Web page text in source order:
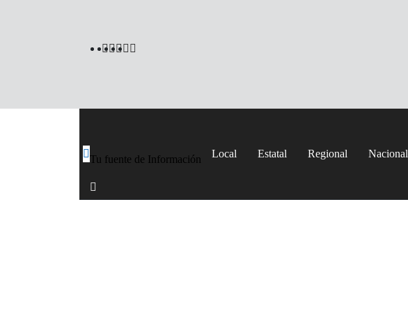
Tu fuente de Información Local Estatal Regional Nacional